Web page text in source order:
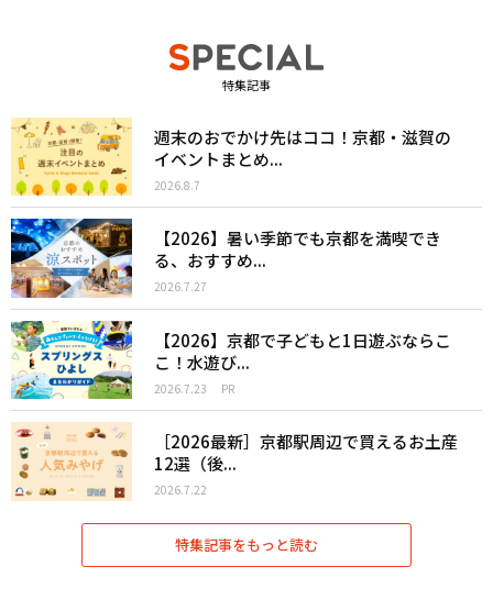
特集記事
週末のおでかけ先はココ！京都・滋賀の
イベントまとめ...
2026.8.7
【2026】暑い季節でも京都を満喫でき
る、おすすめ...
2026.7.27
【2026】京都で子どもと1日遊ぶならこ
こ！水遊び...
2026.7.23 PR
［2026最新］京都駅周辺で買えるお土産
12選（後...
2026.7.22
特集記事をもっと読む